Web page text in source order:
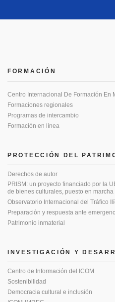
PROTECCIÓN DEL
Derechos de autor
PRISM: un proyecto financiado por la
de bienes culturales, puesto en marcha
Observatorio Internacional del Tráfico
Preparación y respuesta ante
Patrimonio inmaterial
FORMACIÓN
Centro Internacional De Formación En
Formaciones regionales
Programas de intercambio
Formación en línea
INVESTIGACIÓN Y
Centro de Información del ICOM
Sostenibilidad
Democracia cultural e inclusión